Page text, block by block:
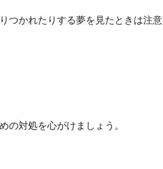
つかれたりする夢を見たときは注意
の対処を心がけましょう。